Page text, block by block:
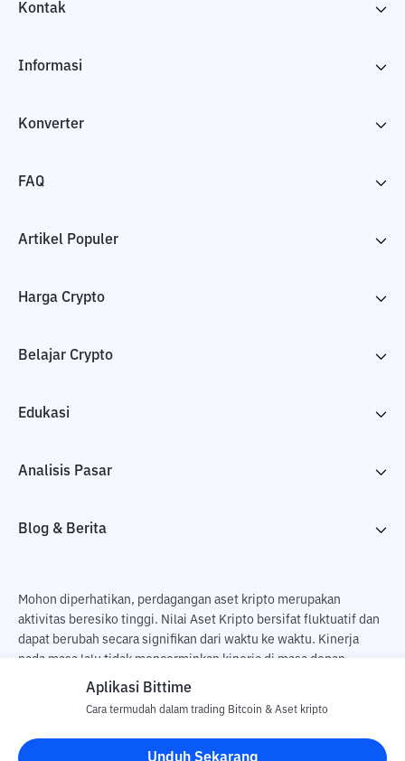
Kontak
Informasi
Konverter
FAQ
Artikel Populer
Harga Crypto
Belajar Crypto
Edukasi
Analisis Pasar
Blog & Berita
Mohon diperhatikan, perdagangan aset kripto merupakan
aktivitas beresiko tinggi. Nilai Aset Kripto bersifat fluktuatif dan
dapat berubah secara signifikan dari waktu ke waktu. Kinerja
pada masa lalu tidak mencerminkan kinerja di masa depan.
Terdapat risiko kehilangan sebagai dampak dari membeli dan
pengguna. PT Utama Aset Digital Indonesia (Bittime) tidak
bertanggung jawab atas perubahan fluktuasi dari nilai tukar Aset
Aplikasi Bittime
Cara termudah dalam trading Bitcoin & Aset kripto